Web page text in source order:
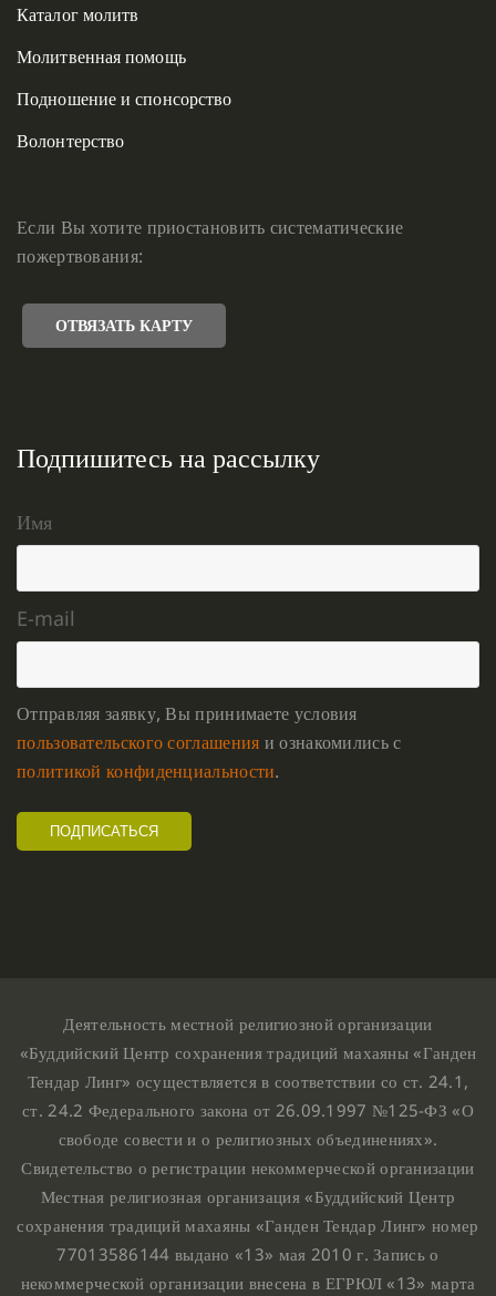
Каталог молитв
Молитвенная помощь
Подношение и спонсорство
Волонтерство
Если Вы хотите приостановить систематические
пожертвования:
ОТВЯЗАТЬ КАРТУ
Подпишитесь на рассылку
Имя
E-mail
Отправляя заявку, Вы принимаете условия
пользовательского соглашения и ознакомились с
политикой конфиденциальности.
Деятельность местной религиозной организации
«Буддийский Центр сохранения традиций махаяны «Ганден
Тендар Линг» осуществляется в соответствии со ст. 24.1,
ст. 24.2 Федерального закона от 26.09.1997 №125-ФЗ «О
свободе совести и о религиозных объединениях».
Свидетельство о регистрации некоммерческой организации
Местная религиозная организация «Буддийский Центр
сохранения традиций махаяны «Ганден Тендар Линг» номер
77013586144 выдано «13» мая 2010 г. Запись о
некоммерческой организации внесена в ЕГРЮЛ «13» марта